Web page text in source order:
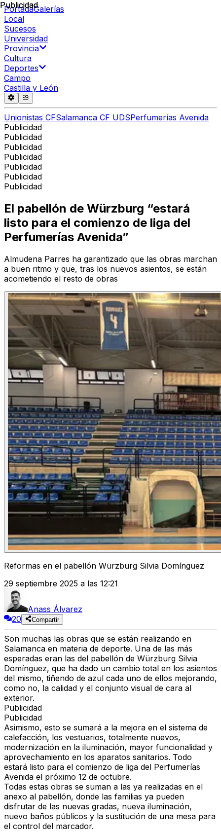
PortadaGalerías
Local
Sucesos
Universidad
Provincia
Cultura
Deportes
Campo
Castilla y León
Unionistas CFSalamanca CF UDSPerfumerías Avenida
Publicidad
Publicidad
Publicidad
Publicidad
Publicidad
Publicidad
Publicidad
Publicidad
El pabellón de Würzburg “estará
listo para el comienzo de liga del
Perfumerías Avenida”
Almudena Parres ha garantizado que las obras marchan
a buen ritmo y que, tras los nuevos asientos, se están
acometiendo el resto de obras
Reformas en el pabellón Würzburg Silvia Domínguez
29 septiembre 2025 a las 12:21
Anass Álvarez
20
Compartir
Son muchas las obras que se están realizando en
Salamanca en materia de deporte. Una de las más
esperadas eran las del pabellón de Würzburg Silvia
Domínguez, que ha dado un cambio total en los asientos
del mismo, tiñendo de azul cada uno de ellos mejorando,
como no, la calidad y el conjunto visual de cara al
exterior.
Publicidad
Publicidad
Asimismo, esto se sumará a la mejora en el sistema de
calefacción, los vestuarios, totalmente nuevos,
modernización en la iluminación, mayor funcionalidad y
aprovechamiento en los aparatos sanitarios. Todo
estará listo para el comienzo de liga del Perfumerías
Avenida el próximo 12 de octubre.
Todas estas obras se suman a las ya realizadas en el
anexo al pabellón, donde las familias ya pueden
disfrutar de las nuevas gradas, nueva iluminación,
nuevo baños públicos y la sustitución de una mesa para
el control del marcador.
Publicidad